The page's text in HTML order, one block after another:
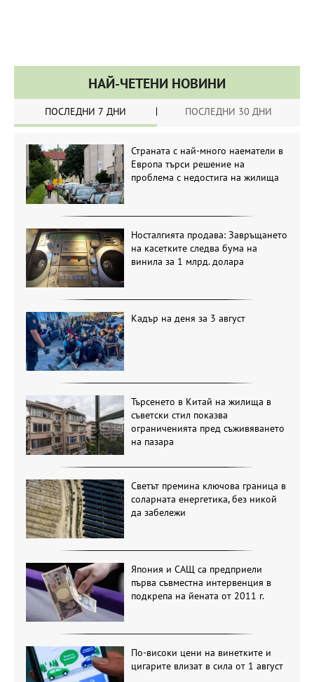
НАЙ-ЧЕТЕНИ НОВИНИ
ПОСЛЕДНИ 7 ДНИ ПОСЛЕДНИ 30 ДНИ
Страната с най-много наематели в
Европа търси решение на
проблема с недостига на жилища
Носталгията продава: Завръщането
на касетките следва бума на
винила за 1 млрд. долара
Кадър на деня за 3 август
Търсенето в Китай на жилища в
съветски стил показва
ограниченията пред съживяването
на пазара
Светът премина ключова граница в
соларната енергетика, без никой
да забележи
Япония и САЩ са предприели
първа съвместна интервенция в
подкрепа на йената от 2011 г.
По-високи цени на винетките и
цигарите влизат в сила от 1 август